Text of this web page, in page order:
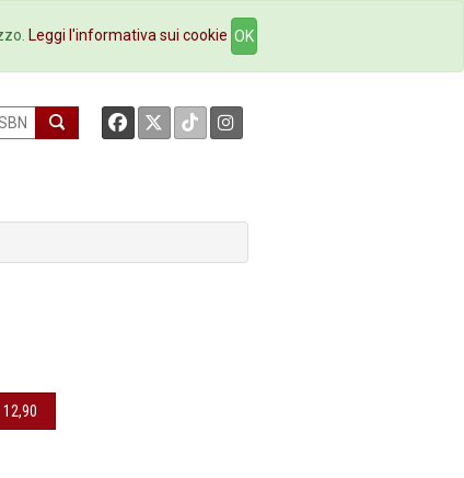
Contatti
12,90
Leggi l'informativa sui cookie OK